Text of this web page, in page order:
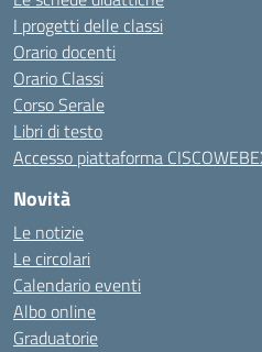
I progetti delle classi
Orario docenti
Orario Classi
Corso Serale
Libri di testo
Accesso piattaforma
Novità
Le notizie
Le circolari
Calendario eventi
Albo online
Graduatorie